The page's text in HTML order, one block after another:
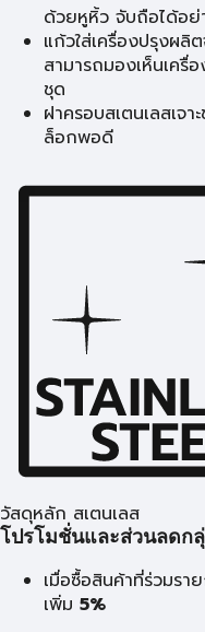
ด้วยหูหิ้ว จับถือได้อ
แก้วใส่เครื่องปรุงผ
สามารถมองเห็นเครื่
ชุด
ฝาครอบสเตนเลสเจ
ล็อกพอดี
วัสดุหลัก สเตนเลส
โปรโมชั่นและส่วนลดก
เมื่อซื้อสินค้าที่ร่วมรา
เพิ่ม 5%